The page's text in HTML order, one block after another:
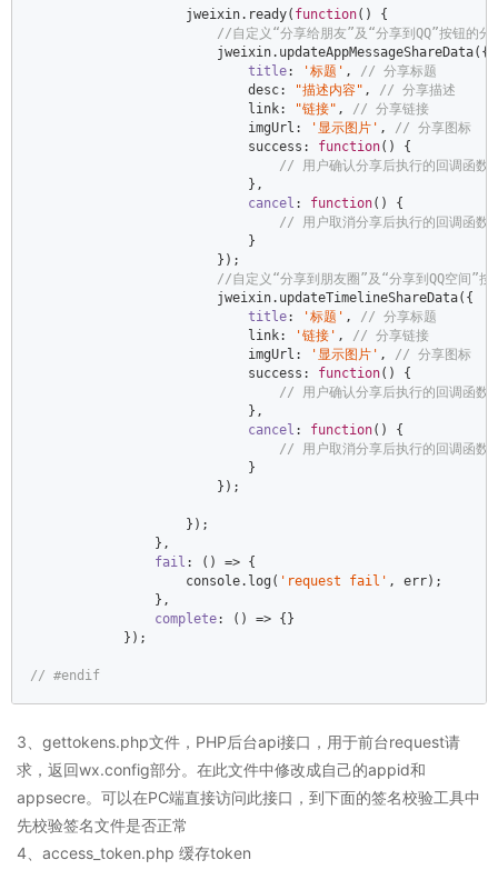
                    jweixin.ready(
function( ) {
//自定义“分享给朋友”及“分享到QQ”按钮
title: '标题' , // 分享标题
                            desc:
"描述内容" , // 分享描述
                            link:
"链接" , // 分享链接
                            imgUrl:
'显示图片' , //
                            success:
function( ) {
// 用户确认分享后执行的回调函
                            },
cancel : function( ) {
// 用户取消分享后执行的回调函
                            }
                        });
//自定义“分享到朋友圈”及“分享到QQ空间
                        jweixin.updateTimelineShareData({
title: '标题' , // 分
                            link:
'链接' , // 分享链接
                            imgUrl:
'显示图片' , //
                            success:
function( ) {
// 用户确认分享后执行的回调函
                            },
cancel : function( ) {
// 用户取消分享后执行的回调函
                            }
                        });
                    });
                },
fail : () => {
console.log( 'request fail' , err);
                },
complete: () => {}
            });
// #endif
3、gettokens.php文件，PHP后台api接口，用于前台request请
求，返回wx.config部分。在此文件中修改成自己的appid和
appsecre。可以在PC端直接访问此接口，到下面的签名校验工具中
先校验签名文件是否正常
4、access_token.php 缓存token